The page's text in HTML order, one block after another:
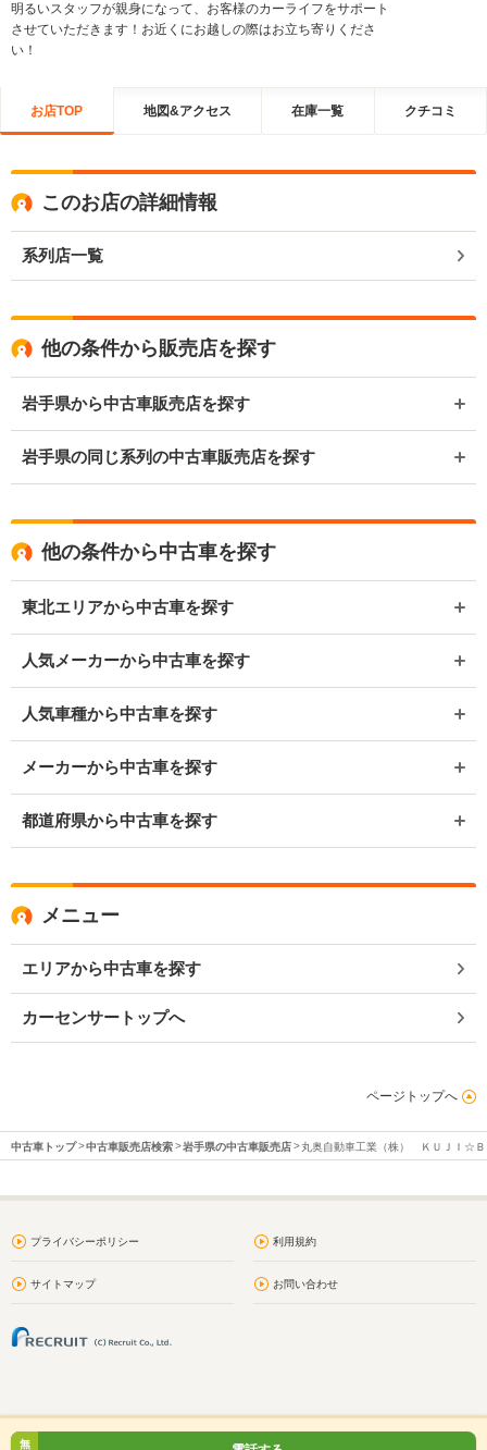
明るいスタッフが親身になって、お客様のカーライフをサポート
させていただきます！お近くにお越しの際はお立ち寄りくださ
い！
お店TOP 地図&アクセス 在庫一覧 クチコミ
このお店の詳細情報
系列店一覧
他の条件から販売店を探す
岩手県から中古車販売店を探す
岩手県の同じ系列の中古車販売店を探す
他の条件から中古車を探す
東北エリアから中古車を探す
人気メーカーから中古車を探す
人気車種から中古車を探す
メーカーから中古車を探す
都道府県から中古車を探す
メニュー
エリアから中古車を探す
カーセンサートップへ
ページトップへ
中古車トップ 中古車販売店検索 岩手県の中古車販売店 丸奥自動車工業（株） ＫＵＪＩ☆Ｂ
プライバシーポリシー 利用規約
サイトマップ お問い合わせ
無